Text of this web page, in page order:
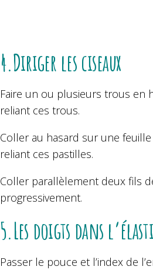
4.Diriger les ciseaux
Faire un ou plusieurs trous en
reliant ces trous.
Coller au hasard sur une
reliant ces pastilles.
Coller parallèlement deux fils
progressivement.
5.Les doigts dans
Passer le pouce et l’index de